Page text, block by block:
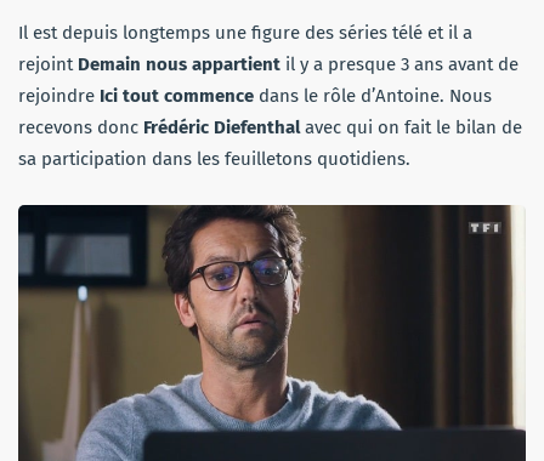
Il est depuis longtemps une figure des séries télé et il a
rejoint Demain nous appartient il y a presque 3 ans avant de
rejoindre Ici tout commence dans le rôle d’Antoine. Nous
recevons donc Frédéric Diefenthalavec qui on fait le bilan de
sa participation dans les feuilletons quotidiens.